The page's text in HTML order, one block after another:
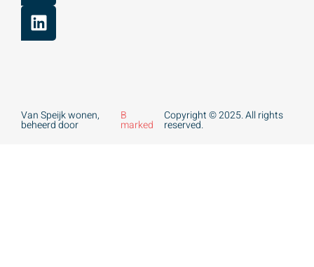
Van Speijk wonen,
beheerd door
B
marked
Copyright © 2025. All rights
reserved.